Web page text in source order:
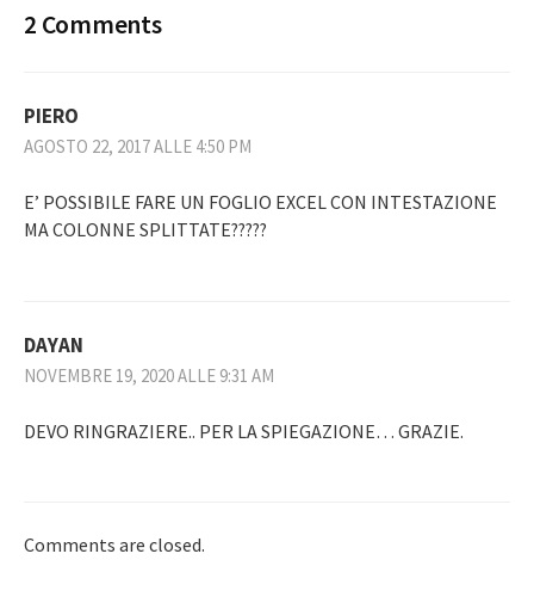
2 Comments
PIERO
AGOSTO 22, 2017 ALLE 4:50 PM
E’ POSSIBILE FARE UN FOGLIO EXCEL CON INTESTAZIONE
MA COLONNE SPLITTATE?????
DAYAN
NOVEMBRE 19, 2020 ALLE 9:31 AM
DEVO RINGRAZIERE.. PER LA SPIEGAZIONE… GRAZIE.
Comments are closed.